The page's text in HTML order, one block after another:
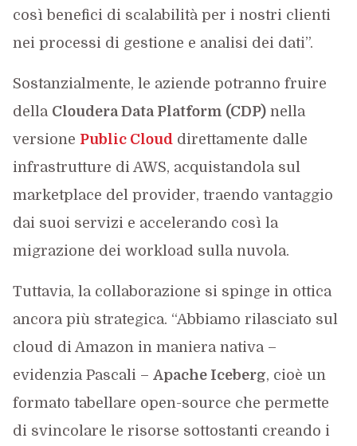
così benefici di scalabilità per i nostri clienti
nei processi di gestione e analisi dei dati”.
Sostanzialmente, le aziende potranno fruire
della Cloudera Data Platform (CDP)nella
versione Public Clouddirettamente dalle
infrastrutture di AWS, acquistandola sul
marketplace del provider, traendo vantaggio
dai suoi servizi e accelerando così la
migrazione dei workload sulla nuvola.
Tuttavia, la collaborazione si spinge in ottica
ancora più strategica. “Abbiamo rilasciato sul
cloud di Amazon in maniera nativa –
evidenzia Pascali – Apache Iceberg, cioè un
formato tabellare open-source che permette
di svincolare le risorse sottostanti creando i